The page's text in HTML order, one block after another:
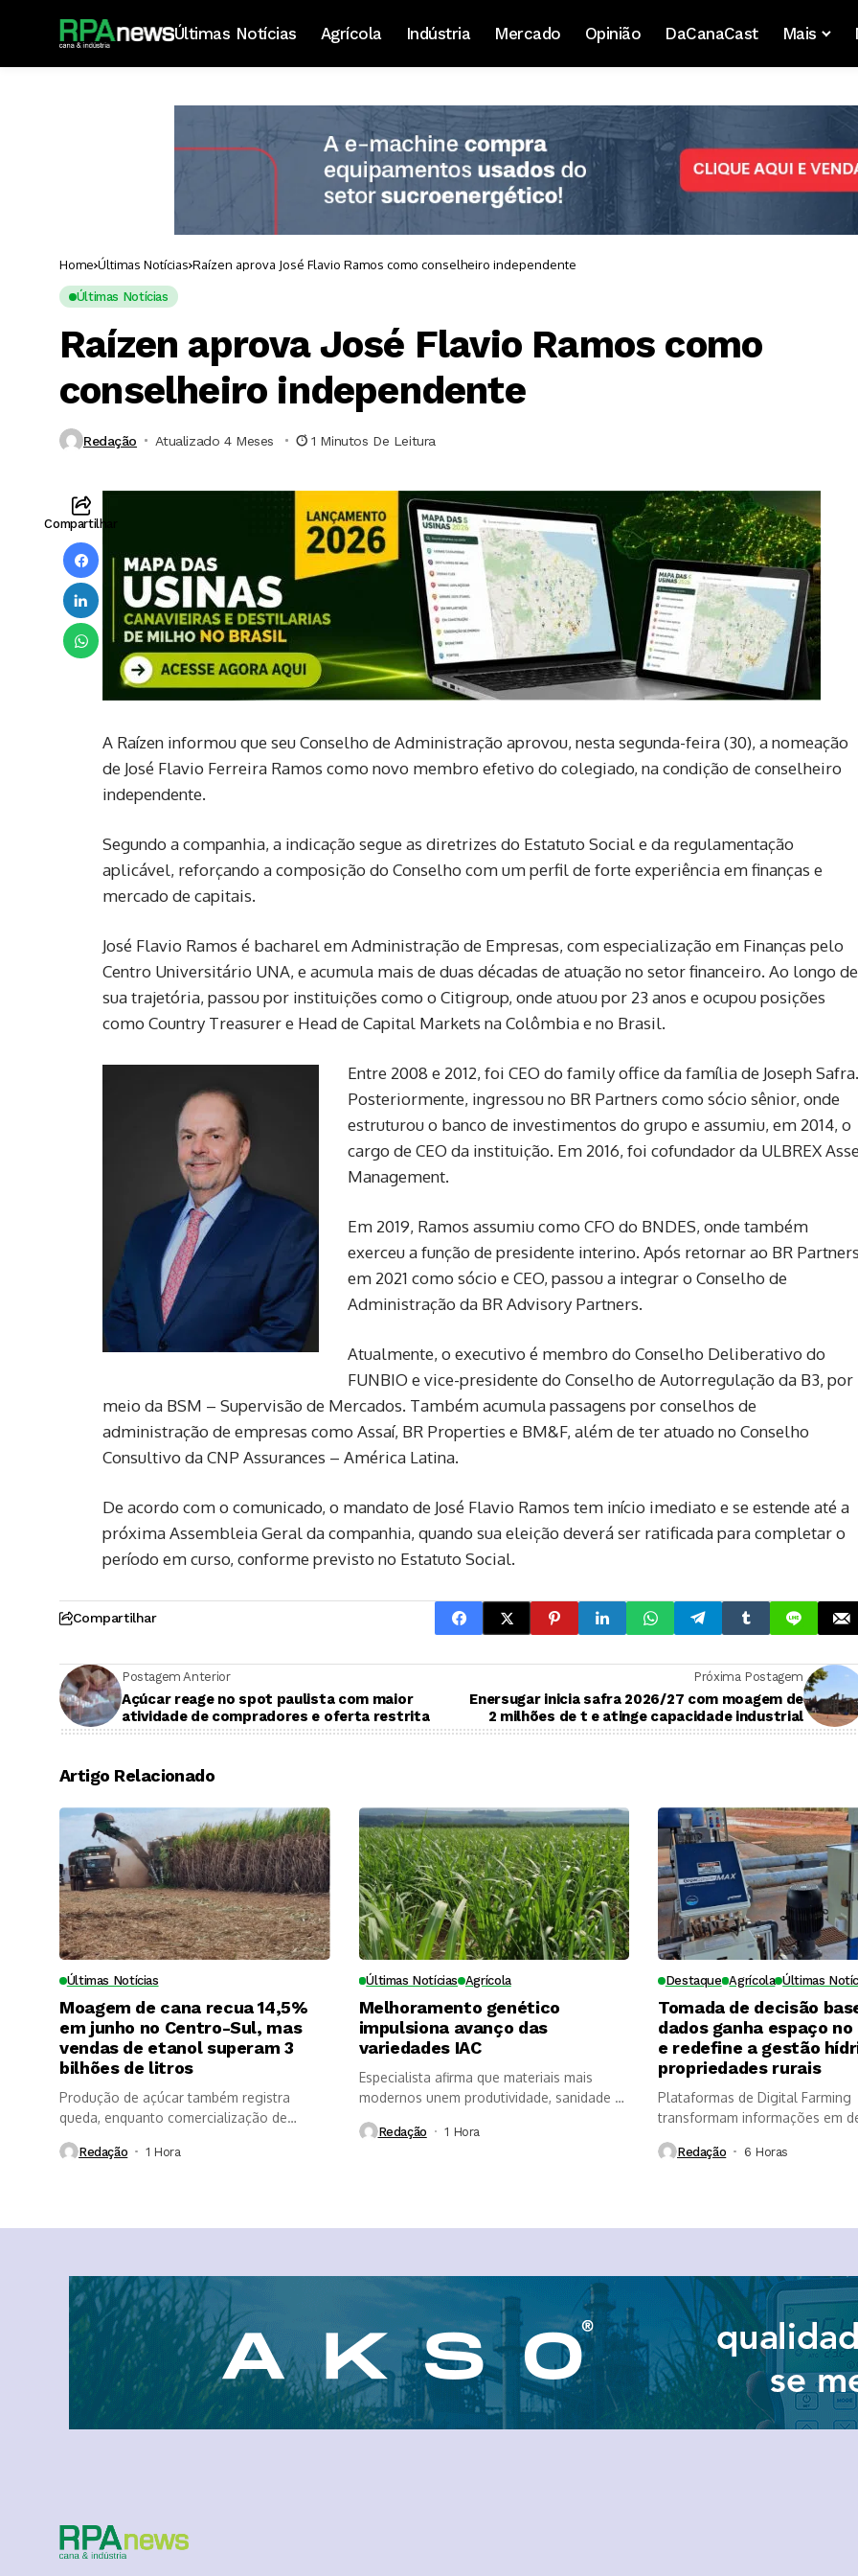
Últimas Notícias Agrícola Indústria Mercado Opinião DaCanaCast Mais
Home Últimas Notícias Raízen aprova José Flavio Ramos como conselheiro independente
Últimas Notícias
Raízen aprova José Flavio Ramos como
conselheiro independente
Redação Atualizado 4 Meses ⁮ 1 Minutos De Leitura
Compartilhar
A Raízen informou que seu Conselho de Administração aprovou, nesta segunda-feira (30), a nomeação
de José Flavio Ferreira Ramos como novo membro efetivo do colegiado, na condição de conselheiro
independente.
Segundo a companhia, a indicação segue as diretrizes do Estatuto Social e da regulamentação
aplicável, reforçando a composição do Conselho com um perfil de forte experiência em finanças e
mercado de capitais.
José Flavio Ramos é bacharel em Administração de Empresas, com especialização em Finanças pelo
Centro Universitário UNA, e acumula mais de duas décadas de atuação no setor financeiro. Ao longo de
sua trajetória, passou por instituições como o Citigroup, onde atuou por 23 anos e ocupou posições
como Country Treasurer e Head de Capital Markets na Colômbia e no Brasil.
Entre 2008 e 2012, foi CEO do family office da família de Joseph Safra.
Posteriormente, ingressou no BR Partners como sócio sênior, onde
estruturou o banco de investimentos do grupo e assumiu, em 2014, o
cargo de CEO da instituição. Em 2016, foi cofundador da ULBREX
Management.
Em 2019, Ramos assumiu como CFO do BNDES, onde também
exerceu a função de presidente interino. Após retornar ao BR Partners
em 2021 como sócio e CEO, passou a integrar o Conselho de
Administração da BR Advisory Partners.
Atualmente, o executivo é membro do Conselho Deliberativo do
FUNBIO e vice-presidente do Conselho de Autorregulação da B3, por
meio da BSM – Supervisão de Mercados. Também acumula passagens por conselhos de
administração de empresas como Assaí, BR Properties e BM&F, além de ter atuado no Conselho
Consultivo da CNP Assurances – América Latina.
De acordo com o comunicado, o mandato de José Flavio Ramos tem início imediato e se estende até a
próxima Assembleia Geral da companhia, quando sua eleição deverá ser ratificada para completar o
período em curso, conforme previsto no Estatuto Social.
Compartilhar
Postagem Anterior
Açúcar reage no spot paulista com maior
atividade de compradores e oferta restrita
Próxima Postagem
Enersugar inicia safra 2026/27 com moagem de
2 milhões de t e atinge capacidade industrial
Artigo Relacionado
Últimas Notícias
Moagem de cana recua 14,5%
em junho no Centro-Sul, mas
vendas de etanol superam 3
bilhões de litros
Produção de açúcar também registra
queda, enquanto comercialização de
Redação 1 Hora ⁮
Últimas Notícias Agrícola
Melhoramento genético
impulsiona avanço das
variedades IAC
Especialista afirma que materiais mais
modernos unem produtividade, sanidade e
Redação 1 Hora ⁮
Destaque Agrícola Últimas
Tomada de decisão
dados ganha espaço
e redefine a gestão
propriedades rurais
Plataformas de Digital Farming
transformam informações em
Redação 6 Horas ⁮